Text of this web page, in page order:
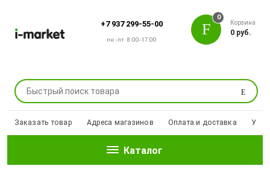
+7 937 299-55-00
пн.-пт. 8:00-17:00
Поиск
0
Корзина
0 руб.
Заказать товар Адреса магазинов Оплата и доставка
Каталог